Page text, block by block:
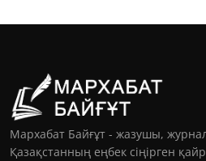
Мархабат Байғұт - жазушы,
Қазақстанның еңбек сіңірген